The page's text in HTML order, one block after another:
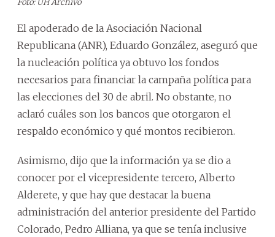
Foto: ÚH Archivo
El apoderado de la Asociación Nacional
Republicana (ANR), Eduardo González, aseguró que
la nucleación política ya obtuvo los fondos
necesarios para financiar la campaña política para
las elecciones del 30 de abril. No obstante, no
aclaró cuáles son los bancos que otorgaron el
respaldo económico y qué montos recibieron.
Asimismo, dijo que la información ya se dio a
conocer por el vicepresidente tercero, Alberto
Alderete, y que hay que destacar la buena
administración del anterior presidente del Partido
Colorado, Pedro Alliana, ya que se tenía inclusive